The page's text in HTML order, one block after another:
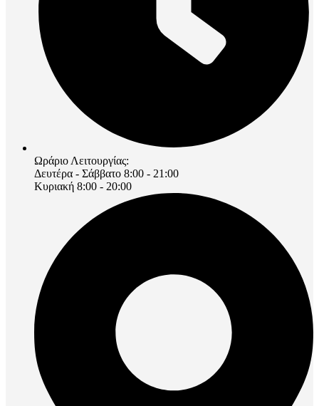
Ωράριο Λειτουργίας:
Δευτέρα - Σάββατο 8:00 - 21:00
Κυριακή 8:00 - 20:00